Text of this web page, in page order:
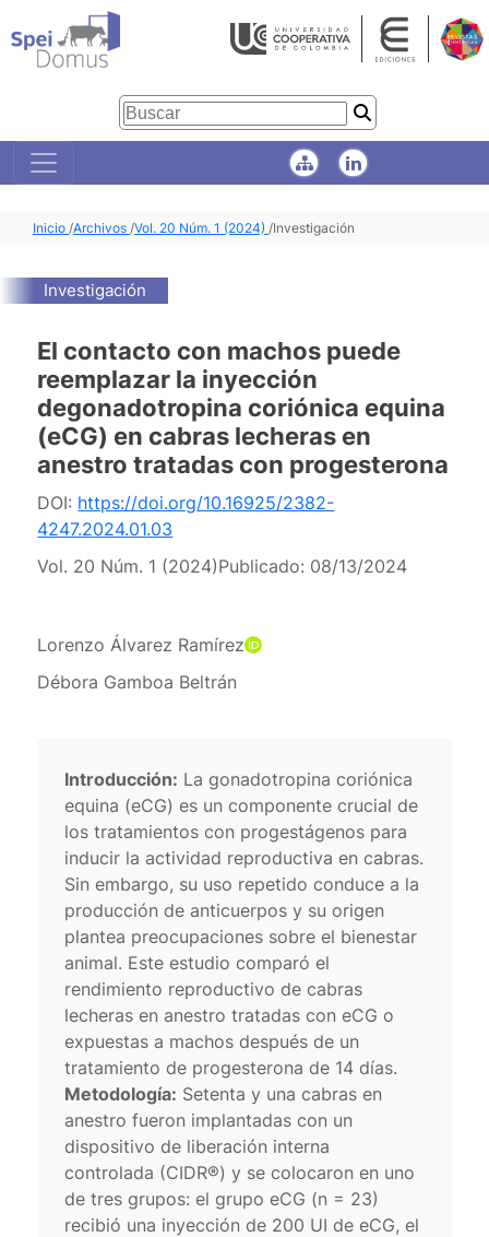
Inicio /Archivos /Vol. 20 Núm. 1 (2024) /Investigación
Investigación
El contacto con machos puede
reemplazar la inyección
degonadotropina coriónica equina
(eCG) en cabras lecheras en
anestro tratadas con progesterona
DOI: https://doi.org/10.16925/2382-
4247.2024.01.03
Vol. 20 Núm. 1 (2024)Publicado: 08/13/2024
Lorenzo Álvarez Ramírez
Débora Gamboa Beltrán
Introducción: La gonadotropina coriónica
equina (eCG) es un componente crucial de
los tratamientos con progestágenos para
inducir la actividad reproductiva en cabras.
Sin embargo, su uso repetido conduce a la
producción de anticuerpos y su origen
plantea preocupaciones sobre el bienestar
animal. Este estudio comparó el
rendimiento reproductivo de cabras
lecheras en anestro tratadas con eCG o
expuestas a machos después de un
tratamiento de progesterona de 14 días.
Metodología: Setenta y una cabras en
anestro fueron implantadas con un
dispositivo de liberación interna
controlada (CIDR®) y se colocaron en uno
de tres grupos: el grupo eCG (n = 23)
recibió una inyección de 200 UI de eCG, el